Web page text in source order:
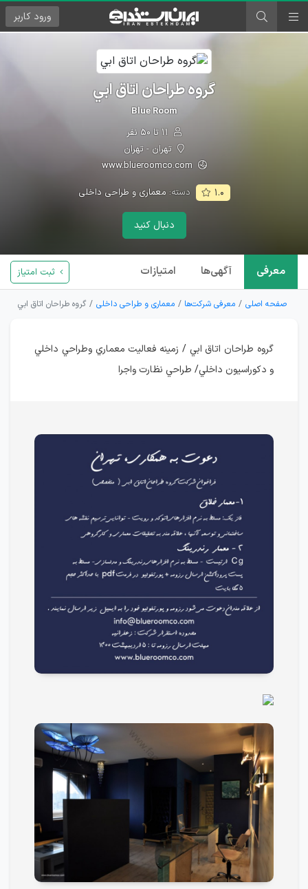
ورود کاربر
گروه طراحان اتاق ابي
Blue Room
تهران - تهران
www.blueroomco.com
۱.۰ دسته:معماری و طراحی داخلی
دنبال کنید
معرفی آگهی‌ها امتیازات ثبت امتیاز
صفحه اصلی معرفی شرکت‌ها معماری و طراحی داخلی گروه طراحان اتاق ابي
گروه طراحان اتاق ابي / زمينه فعاليت معماري وطراحي داخلي
و دكوراسيون داخلي/ طراحي نظارت واجرا